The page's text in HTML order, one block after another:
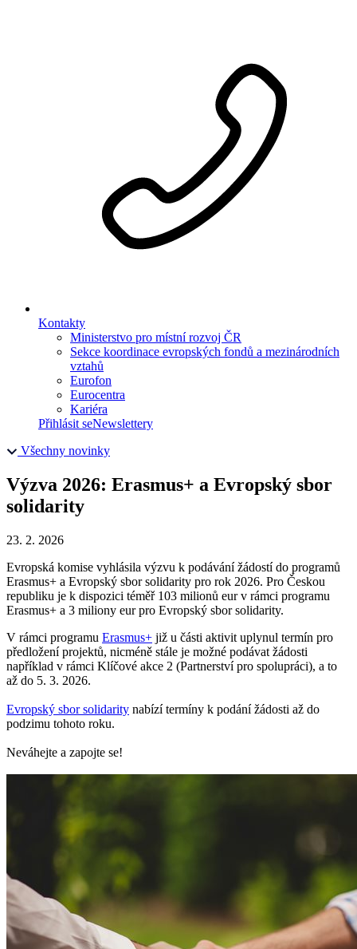
Kontakty
Ministerstvo pro místní rozvoj ČR
Sekce koordinace evropských fondů a mezinárodních
vztahů
Eurofon
Eurocentra
Kariéra
Přihlásit seNewslettery
Všechny novinky
Výzva 2026: Erasmus+ a Evropský sbor
solidarity
23. 2. 2026
Evropská komise vyhlásila výzvu k podávání žádostí do programů
Erasmus+ a Evropský sbor solidarity pro rok 2026. Pro Českou
republiku je k dispozici téměř 103 milionů eur v rámci programu
Erasmus+ a 3 miliony eur pro Evropský sbor solidarity.
V rámci programu Erasmus+ již u části aktivit uplynul termín pro
předložení projektů, nicméně stále je možné podávat žádosti
například v rámci Klíčové akce 2 (Partnerství pro spolupráci), a to
až do 5. 3. 2026.
Evropský sbor solidarity nabízí termíny k podání žádosti až do
podzimu tohoto roku.
Neváhejte a zapojte se!